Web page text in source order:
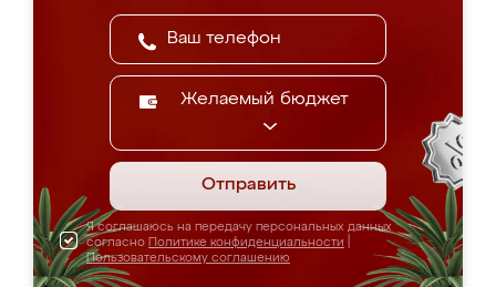
Желаемый бюджет
Отправить
Я соглашаюсь на передачу персональных данных
согласно Политике конфиденциальности
Пользовательскому соглашению